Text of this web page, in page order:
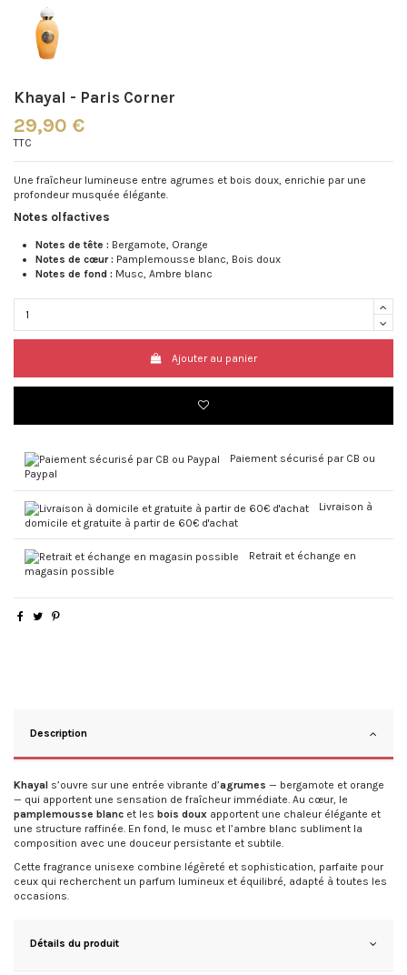
Khayal - Paris Corner
29,90 €
TTC
Une fraîcheur lumineuse entre agrumes et bois doux, enrichie par une
profondeur musquée élégante.
Notes olfactives
Notes de tête : Bergamote, Orange
Notes de cœur : Pamplemousse blanc, Bois doux
Notes de fond : Musc, Ambre blanc
Ajouter au panier
Paiement sécurisé par CB ou
Paypal
Livraison à
domicile et gratuite à partir de 60€ d'achat
Retrait et échange en
magasin possible
Description
Khayal s’ouvre sur une entrée vibrante d’agrumes — bergamote et orange
— qui apportent une sensation de fraîcheur immédiate. Au cœur, le
pamplemousse blanc et les bois doux apportent une chaleur élégante et
une structure raffinée. En fond, le musc et l’ambre blanc subliment la
composition avec une douceur persistante et subtile.
Cette fragrance unisexe combine légèreté et sophistication, parfaite pour
ceux qui recherchent un parfum lumineux et équilibré, adapté à toutes les
occasions.
Détails du produit